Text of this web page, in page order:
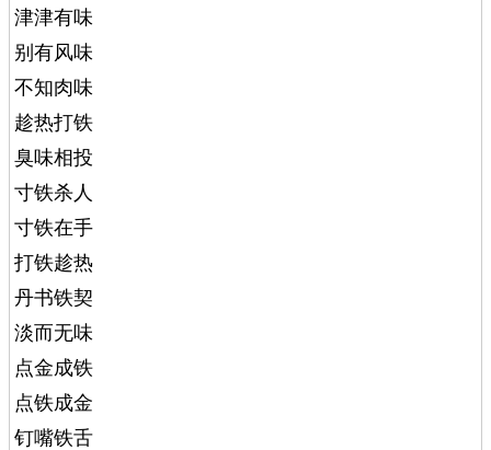
津津有味
别有风味
不知肉味
趁热打铁
臭味相投
寸铁杀人
寸铁在手
打铁趁热
丹书铁契
淡而无味
点金成铁
点铁成金
钉嘴铁舌